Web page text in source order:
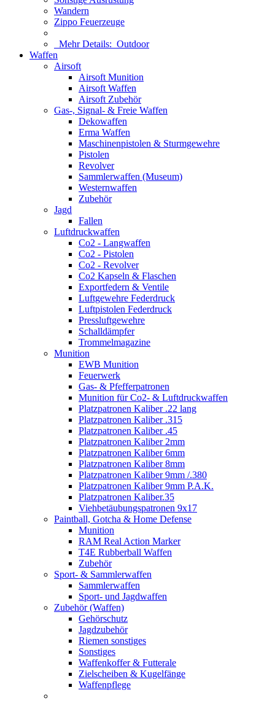
Wandern
Zippo Feuerzeuge
Mehr Details: Outdoor
Waffen
Airsoft
Airsoft Munition
Airsoft Waffen
Airsoft Zubehör
Gas-, Signal- & Freie Waffen
Dekowaffen
Erma Waffen
Maschinenpistolen & Sturmgewehre
Pistolen
Revolver
Sammlerwaffen (Museum)
Westernwaffen
Zubehör
Jagd
Fallen
Luftdruckwaffen
Co2 - Langwaffen
Co2 - Pistolen
Co2 - Revolver
Co2 Kapseln & Flaschen
Exportfedern & Ventile
Luftgewehre Federdruck
Luftpistolen Federdruck
Pressluftgewehre
Schalldämpfer
Trommelmagazine
Munition
EWB Munition
Feuerwerk
Gas- & Pfefferpatronen
Munition für Co2- & Luftdruckwaffen
Platzpatronen Kaliber .22 lang
Platzpatronen Kaliber .315
Platzpatronen Kaliber .45
Platzpatronen Kaliber 2mm
Platzpatronen Kaliber 6mm
Platzpatronen Kaliber 8mm
Platzpatronen Kaliber 9mm /.380
Platzpatronen Kaliber 9mm P.A.K.
Platzpatronen Kaliber.35
Viehbetäubungspatronen 9x17
Paintball, Gotcha & Home Defense
Munition
RAM Real Action Marker
T4E Rubberball Waffen
Zubehör
Sport- & Sammlerwaffen
Sammlerwaffen
Sport- und Jagdwaffen
Zubehör (Waffen)
Gehörschutz
Jagdzubehör
Riemen sonstiges
Sonstiges
Waffenkoffer & Futterale
Zielscheiben & Kugelfänge
Waffenpflege